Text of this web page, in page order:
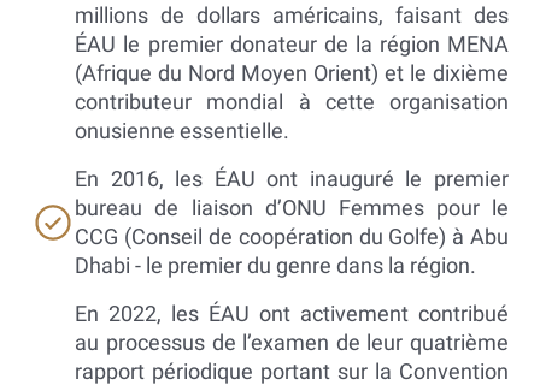
millions de dollars américains, faisant des
ÉAU le premier donateur de la région MENA
(Afrique du Nord Moyen Orient) et le dixième
contributeur mondial à cette organisation
onusienne essentielle.
En 2016, les ÉAU ont inauguré le premier
bureau de liaison d’ONU Femmes pour le
CCG (Conseil de coopération du Golfe) à Abu
Dhabi - le premier du genre dans la région.
En 2022, les ÉAU ont activement contribué
au processus de l’examen de leur quatrième
rapport périodique portant sur la Convention